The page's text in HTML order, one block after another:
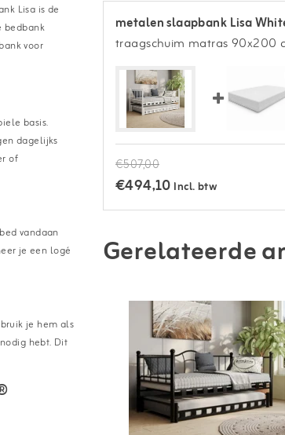
Lisa is de
bedbank
voor
basis.
dagelijks
of
vandaan
je een logé
je hem als
hebt. Dit
metalen slaapbank Lisa
traagschuim matras 90x200
€507,00
€494,10 Incl. btw
Gerelateerde